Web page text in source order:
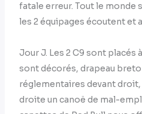
fatale erreur. Tout le monde
les 2 équipages écoutent et
Jour J. Les 2 C9 sont placés
sont décorés, drapeau
réglementaires devant
droite un canoë de mal-